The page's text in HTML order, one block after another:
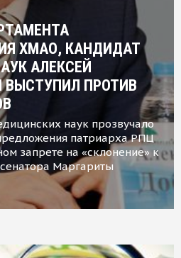
ХМАО, КАНДИДАТ
АЛЕКСЕЙ
ВЫСТУПИЛ ПРОТИВ
наук прозвучало
патриарха РПЦ
запрете на «склонение» к
Маргариты